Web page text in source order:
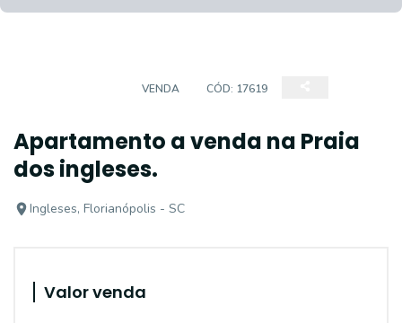
VENDA CÓD: 17619
Apartamento a venda na Praia
dos ingleses.
Ingleses, Florianópolis - SC
Valor venda